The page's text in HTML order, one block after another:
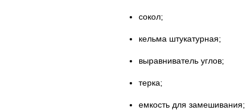
сокол;
кельма штукатурная;
выравниватель углов;
терка;
емкость для замешивания;